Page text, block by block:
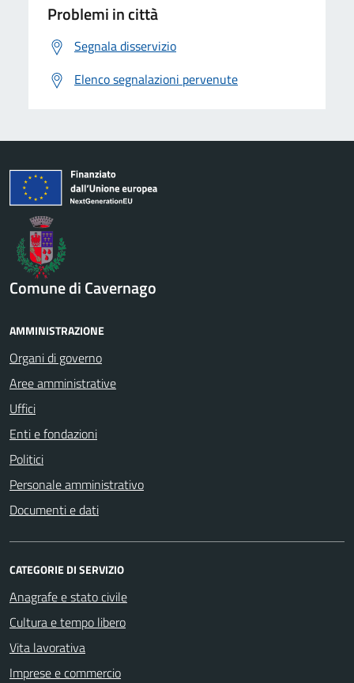
Problemi in città
Segnala disservizio
Elenco segnalazioni pervenute
Comune di Cavernago
AMMINISTRAZIONE
Organi di governo
Aree amministrative
Uffici
Enti e fondazioni
Politici
Personale amministrativo
Documenti e dati
CATEGORIE DI SERVIZIO
Anagrafe e stato civile
Cultura e tempo libero
Vita lavorativa
Imprese e commercio